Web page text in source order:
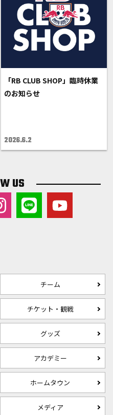
「RB CLUB SHOP」臨時休業
のお知らせ
2026.6.2
US
チーム
チケット・観戦
グッズ
アカデミー
ホームタウン
メディア